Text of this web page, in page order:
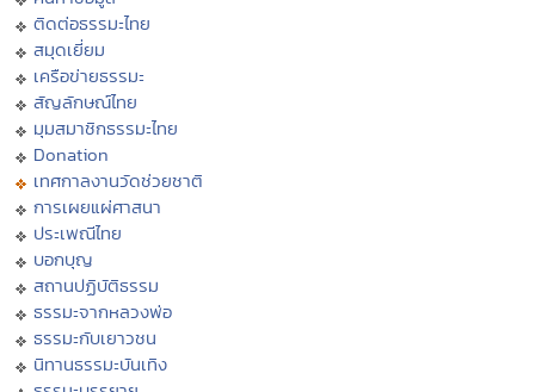
ติดต่อธรรมะไทย
สมุดเยี่ยม
เครือข่ายธรรมะ
สัญลักษณ์ไทย
มุมสมาชิกธรรมะไทย
Donation
เทศกาลงานวัดช่วยชาติ
การเผยแผ่ศาสนา
ประเพณีไทย
บอกบุญ
สถานปฏิบัติธรรม
ธรรมะจากหลวงพ่อ
ธรรมะกับเยาวชน
นิทานธรรมะบันเทิง